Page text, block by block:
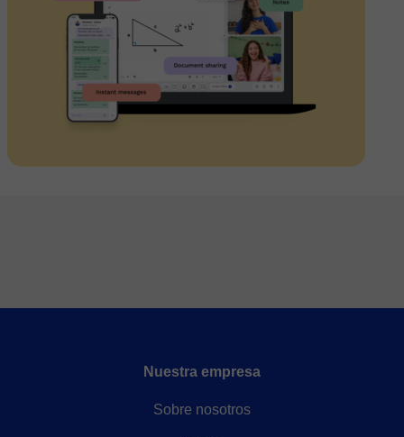
Nuestra empresa
Sobre nosotros